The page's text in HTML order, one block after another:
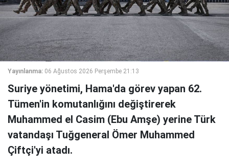
Yayınlanma: 06 Ağustos 2026 Perşembe 21:13
Suriye yönetimi, Hama'da görev yapan 62.
Tümen'in komutanlığını değiştirerek
Muhammed el Casim (Ebu Amşe) yerine Türk
vatandaşı Tuğgeneral Ömer Muhammed
Çiftçi'yi atadı.